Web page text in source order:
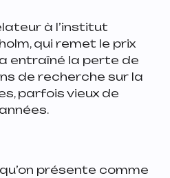
à l’institut
qui remet le prix
entraîné la perte de
de recherche sur la
parfois vieux de
présente comme